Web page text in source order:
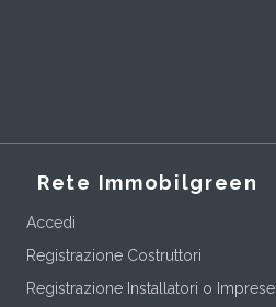
Rete Immobilgreen
Accedi
Registrazione Costruttori
Registrazione Installatori o Imprese